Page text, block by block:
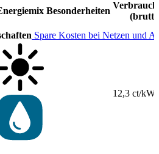
Besonderheiten
Spare Kosten bei Netzen und
12,3 ct/